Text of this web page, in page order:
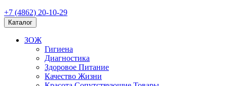
+7 (4862) 20-10-29
Каталог
ЗОЖ
Гигиена
Диагностика
Здоровое Питание
Качество Жизни